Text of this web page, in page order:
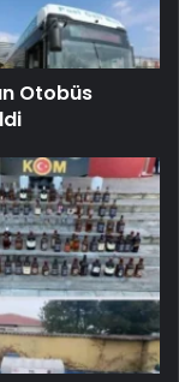
Otobüs